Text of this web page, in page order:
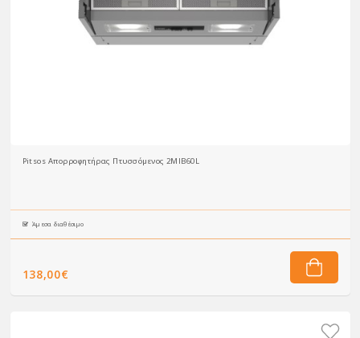
Pitsos Απορροφητήρας Πτυσσόμενος 2MIB60L
Άμεσα διαθέσιμο
138,00€